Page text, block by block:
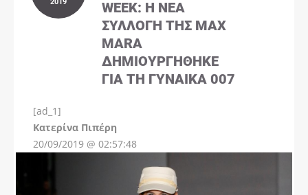
WEEK: Η ΝΈΑ
ΣΥΛΛΟΓΉ ΤΗΣ MAX
MARA
ΔΗΜΙΟΥΡΓΉΘΗΚΕ
ΓΙΑ ΤΗ ΓΥΝΑΊΚΑ 007
[ad_1]
Kατερίνα Πιπέρη
20/09/2019 @ 02:57:48